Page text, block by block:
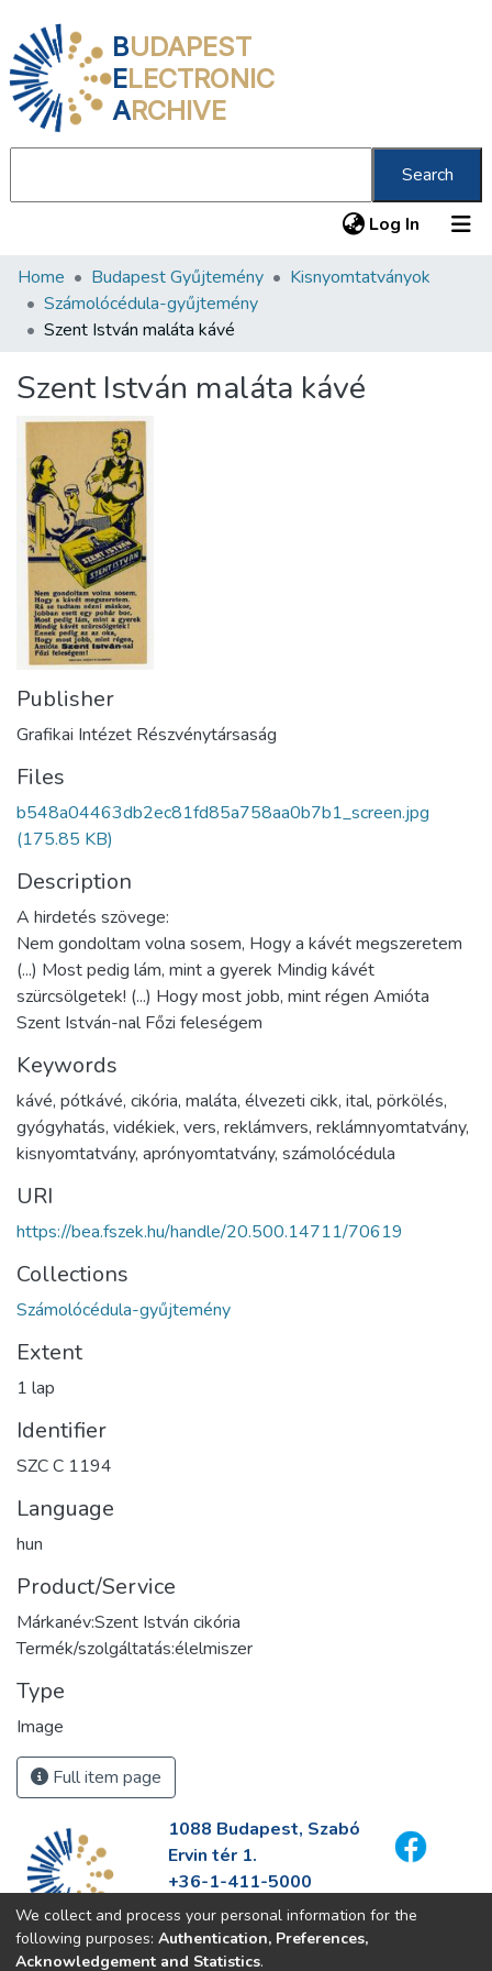
BUDAPEST
ELECTRONIC
ARCHIVE
Search
Log In (current)
Communities & Collections
All of DSpace
About us
Home Budapest Gyűjtemény
Kisnyomtatványok
Számolócédula-gyűjtemény
Szent István maláta kávé
Szent István maláta kávé
Publisher
Grafikai Intézet Részvénytársaság
Files
b548a04463db2ec81fd85a758aa0b7b1_screen.jpg
(175.85 KB)
Description
A hirdetés szövege:
Nem gondoltam volna sosem, Hogy a kávét megszeretem
(...) Most pedig lám, mint a gyerek Mindig kávét
szürcsölgetek! (...) Hogy most jobb, mint régen Amióta
Szent István-nal Főzi feleségem
Keywords
kávé, pótkávé, cikória, maláta, élvezeti cikk, ital, pörkölés,
gyógyhatás, vidékiek, vers, reklámvers, reklámnyomtatvány,
kisnyomtatvány, aprónyomtatvány, számolócédula
URI
https://bea.fszek.hu/handle/20.500.14711/70619
Collections
Számolócédula-gyűjtemény
Extent
1 lap
Identifier
SZC C 1194
Language
hun
Product/Service
Márkanév:Szent István cikória
Termék/szolgáltatás:élelmiszer
Type
Image
Full item page
1088 Budapest, Szabó
Ervin tér 1.
+36-1-411-5000
info@fszek.hu
https://fszek.hu
We collect and process your personal information for the
following purposes: Authentication, Preferences,
Acknowledgement and Statistics.